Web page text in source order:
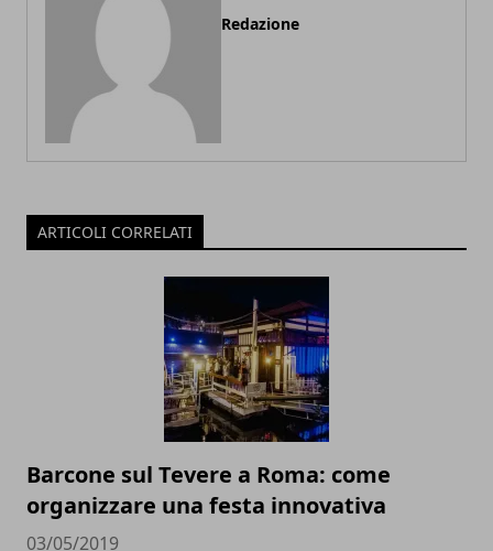
Redazione
ARTICOLI CORRELATI
Barcone sul Tevere a Roma: come
organizzare una festa innovativa
03/05/2019